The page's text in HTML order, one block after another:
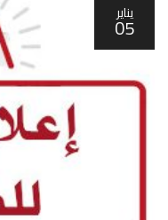
يناير
05